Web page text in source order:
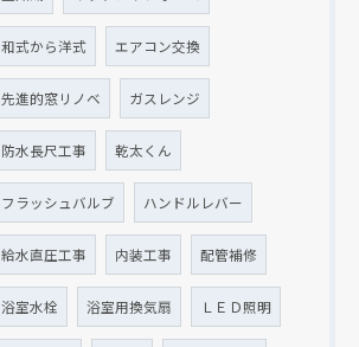
和式から洋式 エアコン交換
先進的窓リノベ ガスレンジ
防水長尺工事 乾太くん
フラッシュバルブ ハンドルレバー
給水直圧工事 内装工事 配管補修
浴室水栓 浴室用換気扇 ＬＥＤ照明